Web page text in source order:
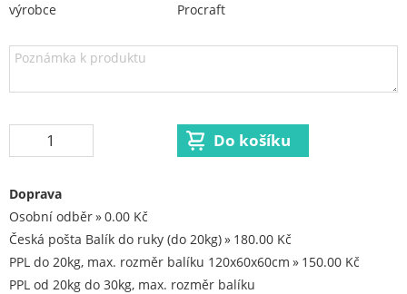
Železářství a domácí potřeby
Procraft
Aku kolečka
Aku kotoučová pila
Aku křovinořezy
Aku nůžky na trávu a keře
Aku oscilační brusky
Aku pila ocaska
výrobce Procraft
Doprava
Osobní odběr
0.00 Kč
Česká pošta Balík do ruky (do 20kg)
180.00 Kč
PPL do 20kg, max. rozměr balíku 120x60x60cm
150.00 Kč
PPL od 20kg do 30kg, max. rozměr balíku